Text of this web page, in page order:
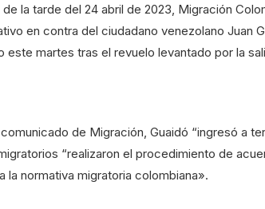
de la tarde del 24 abril de 2023, Migración
en contra del ciudadano venezolano Juan
este martes tras el revuelo levantado por la
de Migración, Guaidó “ingresó a
“realizaron el procedimiento de
la normativa migratoria colombiana».